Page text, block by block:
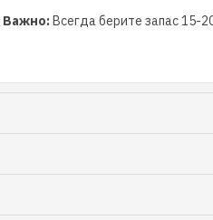
Важно:Всегда берите запас 15-